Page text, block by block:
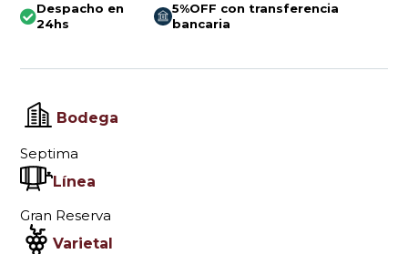
Despacho en
24hs
5%OFF con transferencia
bancaria
Bodega
Septima
Línea
Gran Reserva
Varietal